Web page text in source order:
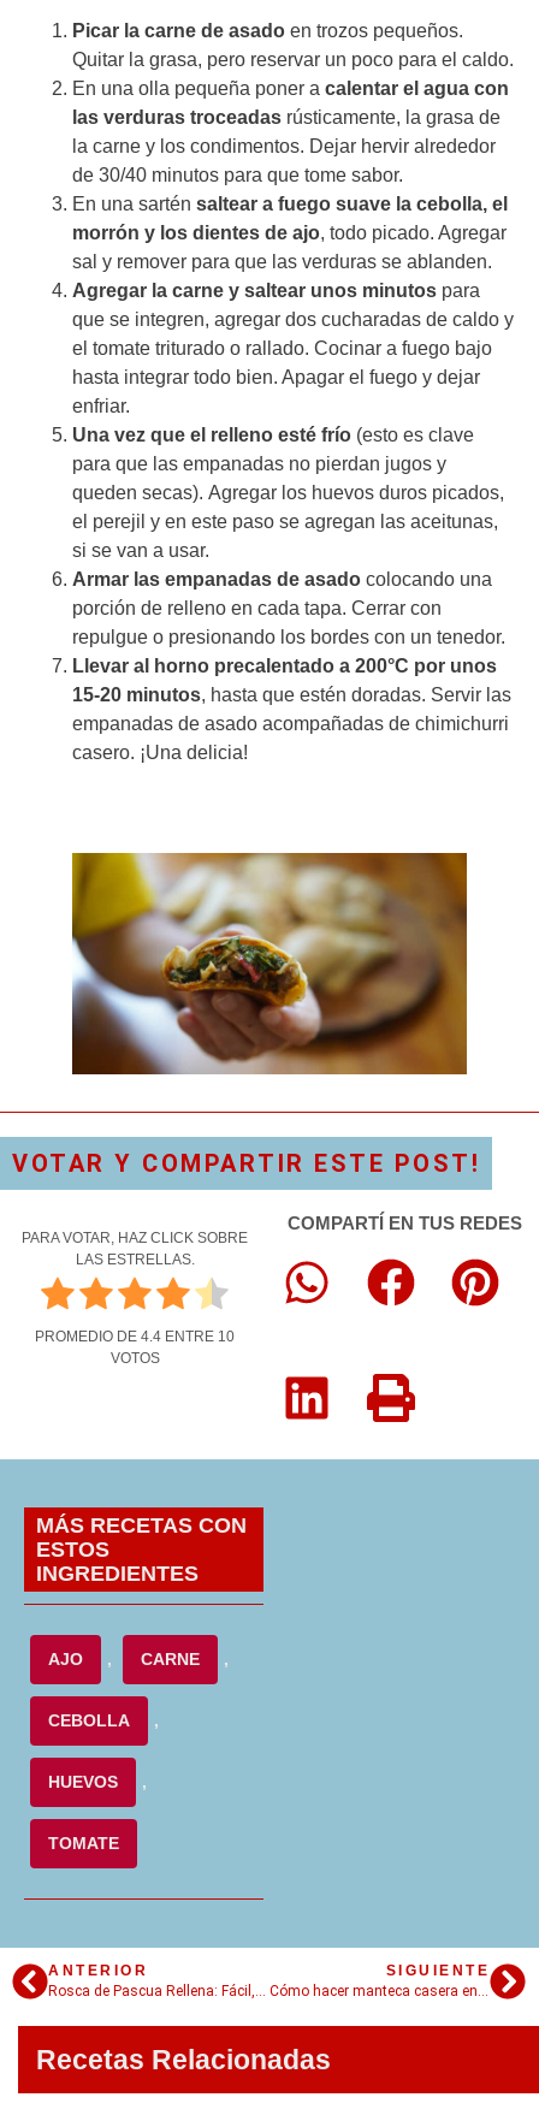
Picar la carne de asado en trozos pequeños.
Quitar la grasa, pero reservar un poco para el caldo.
En una olla pequeña poner a calentar el agua con
las verduras troceadas rústicamente, la grasa de
la carne y los condimentos. Dejar hervir alrededor
de 30/40 minutos para que tome sabor.
En una sartén saltear a fuego suave la cebolla, el
morrón y los dientes de ajo, todo picado. Agregar
sal y remover para que las verduras se ablanden.
Agregar la carne y saltear unos minutos para
que se integren, agregar dos cucharadas de caldo y
el tomate triturado o rallado. Cocinar a fuego bajo
hasta integrar todo bien. Apagar el fuego y dejar
enfriar.
Una vez que el relleno esté frío (esto es clave
para que las empanadas no pierdan jugos y
queden secas). Agregar los huevos duros picados,
el perejil y en este paso se agregan las aceitunas,
si se van a usar.
Armar las empanadas de asado colocando una
porción de relleno en cada tapa. Cerrar con
repulgue o presionando los bordes con un tenedor.
Llevar al horno precalentado a 200°C por unos
15-20 minutos, hasta que estén doradas. Servir las
empanadas de asado acompañadas de chimichurri
casero. ¡Una delicia!
VOTAR Y COMPARTIR ESTE POST!
PARA VOTAR, HAZ CLICK SOBRE
LAS ESTRELLAS.
PROMEDIO DE 4.4 ENTRE 10
VOTOS
COMPARTÍ EN TUS REDES
MÁS RECETAS CON
ESTOS
INGREDIENTES
AJO , CARNE ,
CEBOLLA ,
HUEVOS ,
TOMATE
ANTERIOR
Rosca de Pascua Rellena: Fácil, original y con un toque crunchy
SIGUIENTE
Cómo hacer manteca casera en pocos minutos
Recetas Relacionadas